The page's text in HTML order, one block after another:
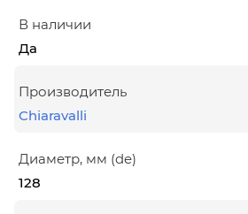
В наличии
Да
Производитель
Chiaravalli
Диаметр, мм (de)
128